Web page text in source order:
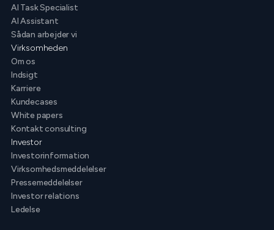
AI Task Specialist
AI Assistant
Sådan arbejder vi
Virksomheden
Om os
Indsigt
Karriere
Kundecases
White papers
Kontakt consulting
Investor
Investorinformation
Virksomhedsmeddelelser
Pressemeddelelser
Investor relations
Ledelse